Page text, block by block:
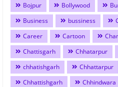
Bojpur
Bollywood
Business
bussiness
Career
Cartoon
Chattisgarh
Chhatarpur
chhatishgarh
Chhattarpur
Chhattishgarh
Chhindwara